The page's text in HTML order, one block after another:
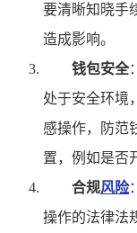
要清晰知晓手
造成影响。
钱包安全
处于安全环境
感操作，防范
置，例如是否
合规风险
操作的法律法